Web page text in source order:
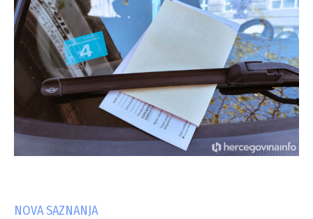
NOVA SAZNANJA